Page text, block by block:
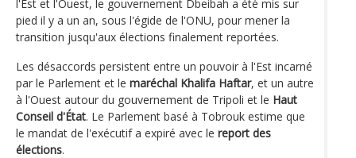
l'Est et l'Ouest, le gouvernement Dbeibah a été mis sur
pied il y a un an, sous l'égide de l'ONU, pour mener la
transition jusqu'aux élections finalement reportées.
Les désaccords persistent entre un pouvoir à l'Est incarné
par le Parlement et le maréchal Khalifa Haftar, et un autre
à l'Ouest autour du gouvernement de Tripoli et le Haut
Conseil d'État. Le Parlement basé à Tobrouk estime que
le mandat de l'exécutif a expiré avec le report des
élections.